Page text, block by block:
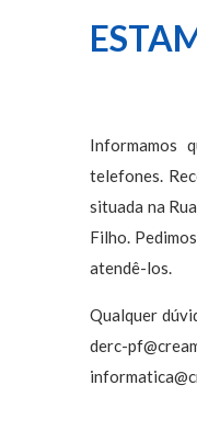
Informamos
telefones.
situada na
Filho.
atendê-los.
Qualquer
derc-